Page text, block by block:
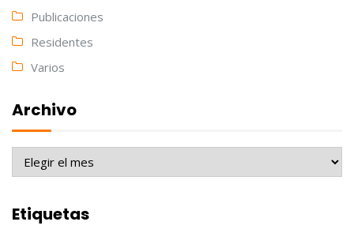
Publicaciones
Residentes
Varios
Archivo
Archivo
Etiquetas